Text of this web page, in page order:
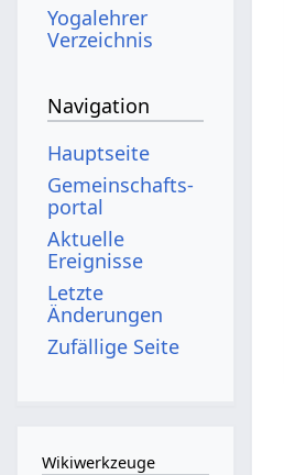
Yogalehrer
Verzeichnis
Navigation
Hauptseite
Gemeinschafts­
portal
Aktuelle
Ereignisse
Letzte
Änderungen
Zufällige Seite
Wikiwerkzeuge